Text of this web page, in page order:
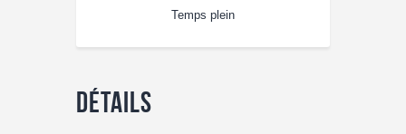
Temps plein
Détails